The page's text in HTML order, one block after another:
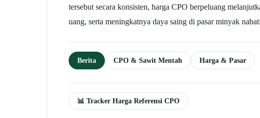
tersebut secara konsisten, harga CPO berpeluang
uang, serta meningkatnya daya saing di pasar minyak
Berita CPO & Sawit Mentah Harga & Pasar
📊 Tracker Harga Referensi CPO